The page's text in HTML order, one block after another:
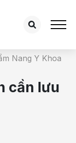
Nang Y Khoa
cần lưu